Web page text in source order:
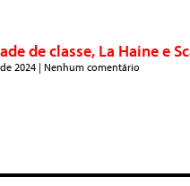
de classe, La Haine e
2024 Nenhum comentário